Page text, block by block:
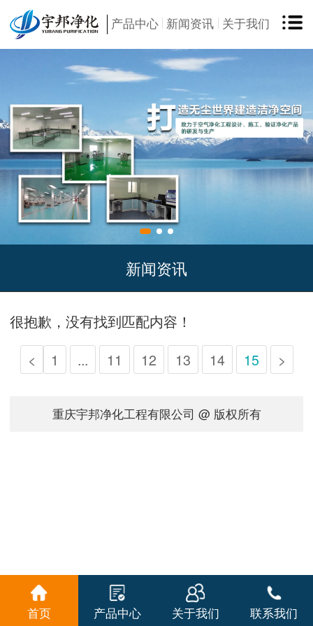
产品中心 新闻资讯 关于我们
新闻资讯
很抱歉，没有找到匹配内容！
<
1 ... 11 12 13 14 15 >
重庆宇邦净化工程有限公司 @ 版权所有
首页 产品中心 关于我们 联系我们